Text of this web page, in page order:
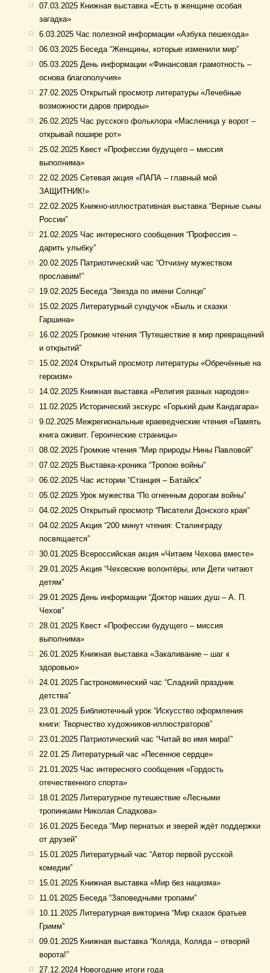
07.03.2025 Книжная выставка «Есть в женщине особая
загадка»
6.03.2025 Час полезной информации «Азбука пешехода»
06.03.2025 Беседа “Женщины, которые изменили мир”
05.03.2025 День информации «Финансовая грамотность –
основа благополучия»
27.02.2025 Открытый просмотр литературы «Лечебные
возможности даров природы»
26.02.2025 Час русского фольклора «Масленица у ворот –
открывай пошире рот»
25.02.2025 Квест «Профессии будущего – миссия
выполнима»
22.02.2025 Сетевая акция «ПАПА – главный мой
ЗАЩИТНИК!»
22.02.2025 Книжно-иллюстративная выставка “Верные сыны
России”
21.02.2025 Час интересного сообщения “Профессия –
дарить улыбку”
20.02.2025 Патриотический час “Отчизну мужеством
прославим!”
19.02.2025 Беседа “Звезда по имени Солнце”
15.02.2025 Литературный сундучок «Быль и сказки
Гаршина»
16.02.2025 Громкие чтения “Путешествие в мир превращений
и открытий”
15.02.2024 Открытый просмотр литературы «Обречённые на
героизм»
14.02.2025 Книжная выставка «Религия разных народов»
11.02.2025 Исторический экскурс «Горький дым Кандагара»
9.02.2025 Межрегиональные краеведческие чтения «Память
книга оживит. Героические страницы»
08.02.2025 Громкие чтения “Мир природы Нины Павловой”
07.02.2025 Выставка-хроника “Тропою войны”
06.02.2025 Час истории “Станция – Батайск”
05.02.2025 Урок мужества “По огненным дорогам войны”
04.02.2025 Открытый просмотр “Писатели Донского края”
04.02.2025 Акция “200 минут чтения: Сталинграду
посвящается”
30.01.2025 Всероссийская акция «Читаем Чехова вместе»
29.01.2025 Акция “Чеховские волонтёры, или Дети читают
детям”
29.01.2025 День информации “Доктор наших душ – А. П.
Чехов”
28.01.2025 Квест «Профессии будущего – миссия
выполнима»
26.01.2025 Книжная выставка «Закаливание – шаг к
здоровью»
24.01.2025 Гастрономический час “Сладкий праздник
детства”
23.01.2025 Библиотечный урок “Искусство оформления
книги: Творчество художников-иллюстраторов”
23.01.2025 Патриотический час “Читай во имя мира!”
22.01.25 Литературный час «Песенное сердце»
21.01.2025 Час интересного сообщения «Гордость
отечественного спорта»
18.01.2025 Литературное путешествие «Лесными
тропинками Николая Сладкова»
16.01.2025 Беседа “Мир пернатых и зверей ждёт поддержки
от друзей”
15.01.2025 Литературный час “Автор первой русской
комедии”
15.01.2025 Книжная выставка «Мир без нацизма»
11.01.2025 Беседа “Заповедными тропами”
10.11.2025 Литературная викторина “Мир сказок братьев
Гримм”
09.01.2025 Книжная выставка “Коляда, Коляда – отворяй
ворота!”
27.12.2024 Новогодние итоги года